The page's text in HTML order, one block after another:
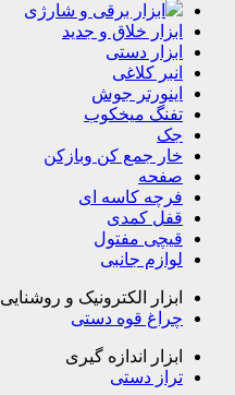
ابزار برقی و شارژی
ابزار خلاق و جدید
ابزار دستی
انبر کلاغی
اینورتر جوش
تفنگ میخکوب
جک
خار جمع کن وبازکن
صفحه
فرچه کاسه ای
قفل کمدی
قیچی مفتول
لوازم جانبی
ابزار الکترونیک و روشنایی
چراغ قوه دستی
ابزار اندازه گیری
تراز دستی